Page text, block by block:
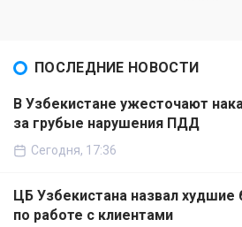
ПОСЛЕДНИЕ НОВОСТИ
В Узбекистане ужесточают
за грубые нарушения ПДД
Сегодня, 17:36
ЦБ Узбекистана назвал худшие
по работе с клиентами